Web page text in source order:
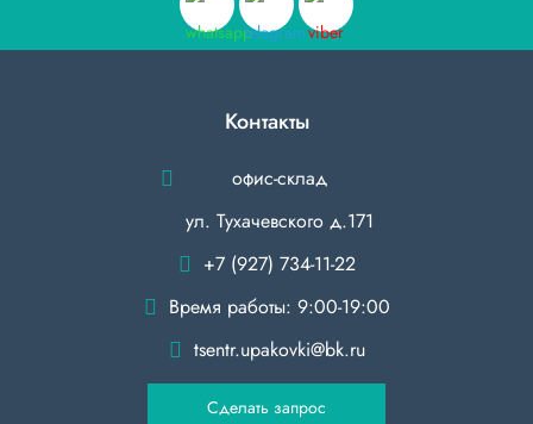
Контакты
офис-склад
ул. Тухачевского д.171
+7 (927) 734-11-22
Время работы: 9:00-19:00
tsentr.upakovki@bk.ru
Сделать запрос